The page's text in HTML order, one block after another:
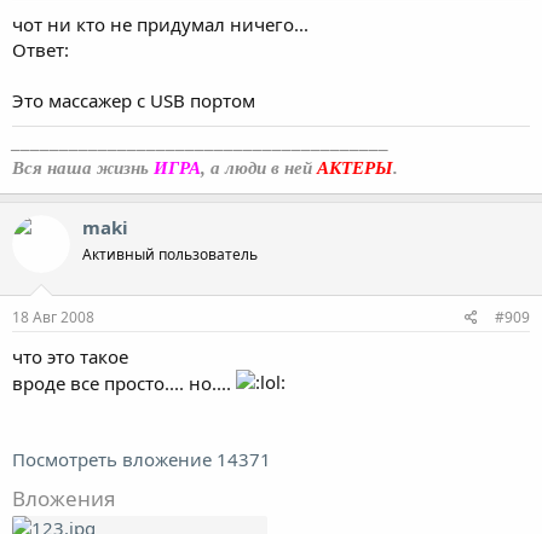
чот ни кто не придумал ничего...
Ответ:
Это массажер с USB портом
Вся наша жизнь ИГРА, а люди в ней АКТЕРЫ.
maki
Активный пользователь
18 Авг 2008 #909
что это такое
вроде все просто.... но....
Посмотреть вложение 14371
Вложения